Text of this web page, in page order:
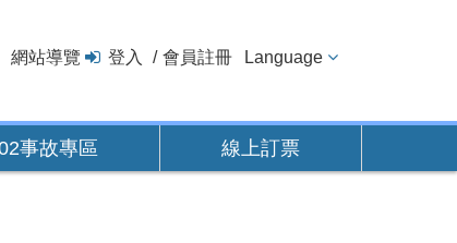
網站導覽 登入 會員註冊 Language
事故專區 線上訂票